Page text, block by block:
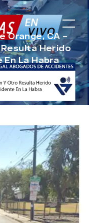
Orange, CA –
Herido
La Habra
de Accidentes